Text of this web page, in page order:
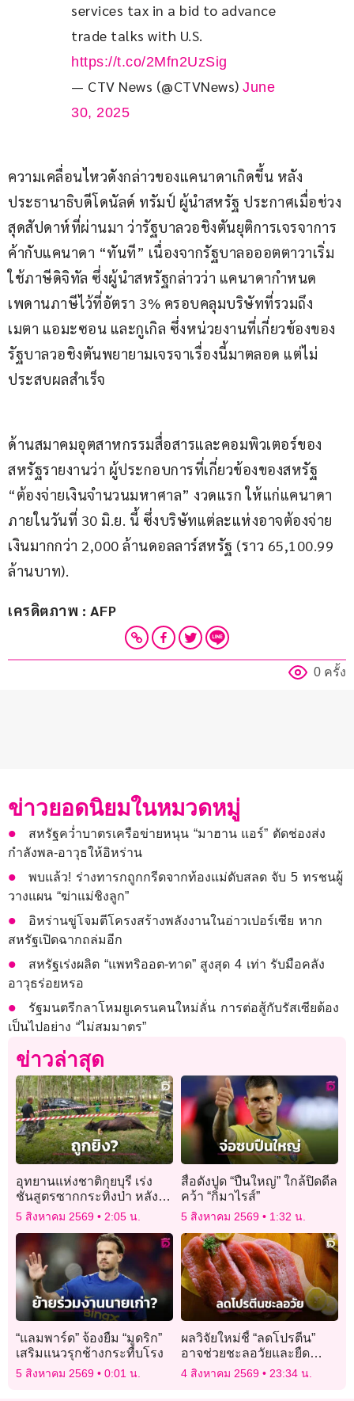
services tax in a bid to advance
trade talks with U.S.
https://t.co/2Mfn2UzSig
— CTV News (@CTVNews) June
30, 2025
ความเคลื่อนไหวดังกล่าวของแคนาดาเกิดขึ้น หลัง
ประธานาธิบดีโดนัลด์ ทรัมป์ ผู้นำสหรัฐ ประกาศเมื่อช่วง
สุดสัปดาห์ที่ผ่านมา ว่ารัฐบาลวอชิงตันยุติการเจรจาการ
ค้ากับแคนาดา “ทันที” เนื่องจากรัฐบาลอออตตาวาเริ่ม
ใช้ภาษีดิจิทัล ซึ่งผู้นำสหรัฐกล่าวว่า แคนาดากำหนด
เพดานภาษีไว้ที่อัตรา 3% ครอบคลุมบริษัทที่รวมถึง
เมตา แอมะซอน และกูเกิล ซึ่งหน่วยงานที่เกี่ยวข้องของ
รัฐบาลวอชิงตันพยายามเจรจาเรื่องนี้มาตลอด แต่ไม่
ประสบผลสำเร็จ
ด้านสมาคมอุตสาหกรรมสื่อสารและคอมพิวเตอร์ของ
สหรัฐรายงานว่า ผู้ประกอบการที่เกี่ยวข้องของสหรัฐ
“ต้องจ่ายเงินจำนวนมหาศาล” งวดแรก ให้แก่แคนาดา
ภายในวันที่ 30 มิ.ย. นี้ ซึ่งบริษัทแต่ละแห่งอาจต้องจ่าย
เงินมากกว่า 2,000 ล้านดอลลาร์สหรัฐ (ราว 65,100.99
ล้านบาท).
เครดิตภาพ : AFP
0 ครั้ง
ข่าวยอดนิยมในหมวดหมู่
สหรัฐคว่ำบาตรเครือข่ายหนุน “มาฮาน แอร์” ตัดช่องส่ง
กำลังพล-อาวุธให้อิหร่าน
พบแล้ว! ร่างทารกถูกกรีดจากท้องแม่ดับสลด จับ 5 ทรชนผู้
วางแผน “ฆ่าแม่ชิงลูก”
อิหร่านขู่โจมตีโครงสร้างพลังงานในอ่าวเปอร์เซีย หาก
สหรัฐเปิดฉากถล่มอีก
สหรัฐเร่งผลิต “แพทริออต-ทาด” สูงสุด 4 เท่า รับมือคลัง
อาวุธร่อยหรอ
รัฐมนตรีกลาโหมยูเครนคนใหม่ลั่น การต่อสู้กับรัสเซียต้อง
เป็นไปอย่าง “ไม่สมมาตร”
ข่าวล่าสุด
อุทยานแห่งชาติกุยบุรี เร่ง
ชันสูตรซากกระทิงป่า หลัง
พบรอยคล้ายกระสุนปืน
5 สิงหาคม 2569 2:05 น.
สื่อดังปูด “ปืนใหญ่” ใกล้ปิดดีล
คว้า “กิมาไรส์”
5 สิงหาคม 2569 1:32 น.
“แลมพาร์ด” จ้องยืม “มูดริก”
เสริมแนวรุกช้างกระทืบโรง
5 สิงหาคม 2569 0:01 น.
ผลวิจัยใหม่ชี้ “ลดโปรตีน”
อาจช่วยชะลอวัยและยืด
อายุขัยได้ดีกว่า
4 สิงหาคม 2569 23:34 น.